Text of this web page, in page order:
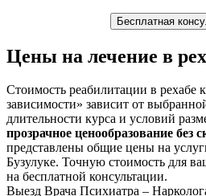
Бесплатная
Цены на лечение в
Стоимость реабилитации в рехабе
зависимости» зависит от
длительности курса и условий
прозрачное ценообразование
представлены общие цены на
Бузулуке. Точную стоимость для
на бесплатной консультации.
Выезд Врача Психиатра –